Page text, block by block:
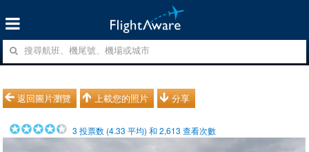
返回圖片瀏覽 上載您的照片 分享
3 投票数 (4.33 平均) 和2,613 查看次數